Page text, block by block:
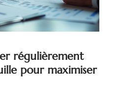
régulièrement
pour maximiser